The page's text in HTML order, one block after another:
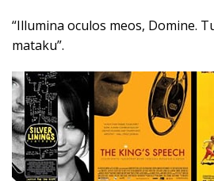
“Illumina oculos meos, Domine.
mataku”.